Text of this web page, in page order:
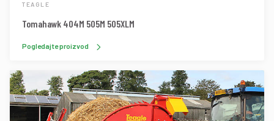
TEAGLE
Tomahawk 404M 505M 505XLM
Pogledajte proizvod